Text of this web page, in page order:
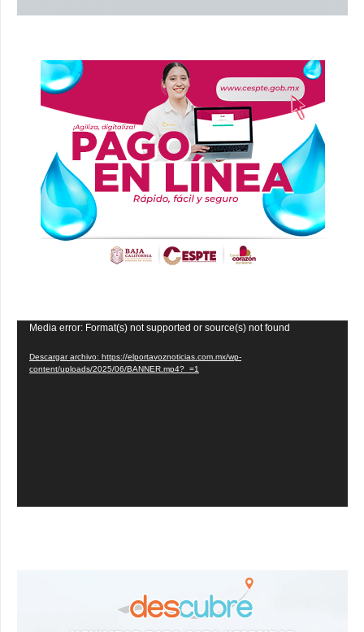
Reproductor
vídeo
Media error: Format(s) not supported or source(s) not found
Descargar archivo: https://elportavoznoticias.com.mx/wp-
content/uploads/2025/06/BANNER.mp4?_=1